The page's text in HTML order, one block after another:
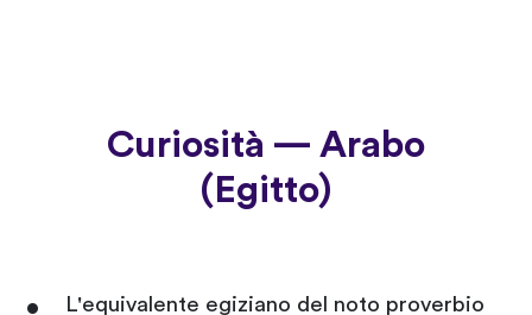
Curiosità — Arabo
(Egitto)
L'equivalente egiziano del noto proverbio